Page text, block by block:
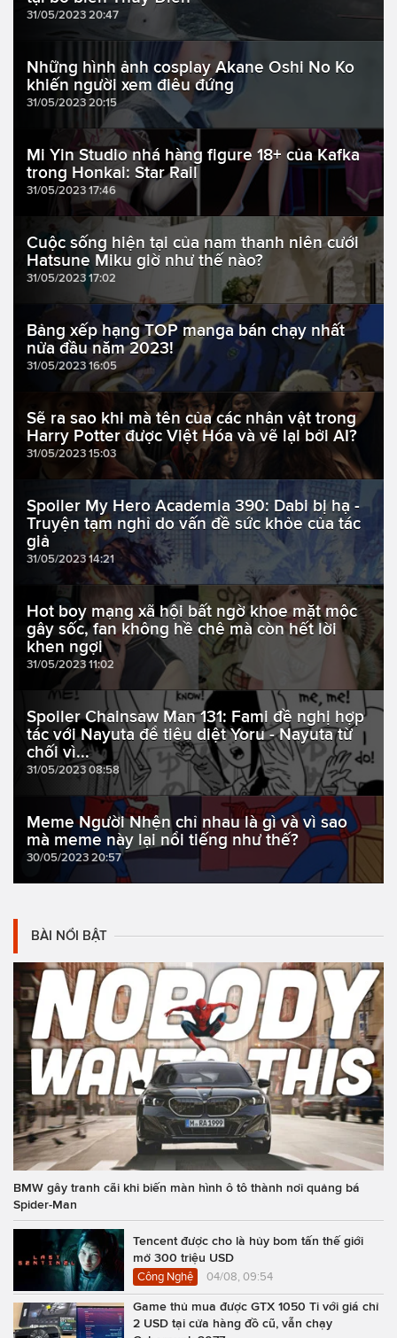
31/05/2023 20:47
Những hình ảnh cosplay Akane Oshi No Ko
khiến người xem điêu đứng
31/05/2023 20:15
Mi Yin Studio nhá hàng figure 18+ của Kafka
trong Honkai: Star Rail
31/05/2023 17:46
Cuộc sống hiện tại của nam thanh niên cưới
Hatsune Miku giờ như thế nào?
31/05/2023 17:02
Bảng xếp hạng TOP manga bán chạy nhất
nửa đầu năm 2023!
31/05/2023 16:05
Sẽ ra sao khi mà tên của các nhân vật trong
Harry Potter được Việt Hóa và vẽ lại bởi AI?
31/05/2023 15:03
Spoiler My Hero Academia 390: Dabi bị hạ -
Truyện tạm nghỉ do vấn đề sức khỏe của tác
giả
31/05/2023 14:21
Hot boy mạng xã hội bất ngờ khoe mặt mộc
gây sốc, fan không hề chê mà còn hết lời
khen ngợi
31/05/2023 11:02
Spoiler Chainsaw Man 131: Fami đề nghị hợp
tác với Nayuta để tiêu diệt Yoru - Nayuta từ
chối vì...
31/05/2023 08:58
Meme Người Nhện chỉ nhau là gì và vì sao
mà meme này lại nổi tiếng như thế?
30/05/2023 20:57
BÀI NỔI BẬT
BMW gây tranh cãi khi biến màn hình ô tô thành nơi quảng bá
Spider-Man
Tencent được cho là hủy bom tấn thế giới
mở 300 triệu USD
Công Nghệ 04/08, 09:54
Game thủ mua được GTX 1050 Ti với giá chỉ
2 USD tại cửa hàng đồ cũ, vẫn chạy